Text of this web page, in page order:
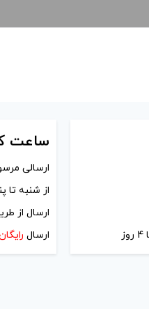
ساعت
ارسالی
از شنبه
ارسال از
ارسال